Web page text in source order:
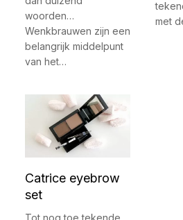
woorden…
Wenkbrauwen zijn een
belangrijk middelpunt
van het…
met
Catrice eyebrow
set
Tot nog toe tekende